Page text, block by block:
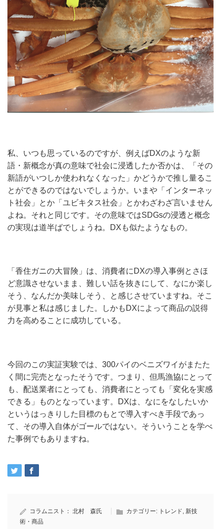
私、いつも思っているのですが、例えばDXのような新
語・新概念が真の意味で社会に浸透したか否かは、「その
新語がいつしか使われなくなった」かどうかで推し量るこ
とができるのではないでしょうか。いまや「インターネッ
ト社会」とか「ユビキタス社会」とかわざわざ言いません
よね。それと同じです。その意味ではSDGsの浸透と概念
の実現は道半ばでしょうね。DXも似たようなもの。
「香住ガニの大冒険」は、消費者にDXの導入事例とさほ
ど意識させないまま、難しい話を抜きにして、なにか楽し
そう、なんだか美味しそう、と感じさせていますね。そこ
が見事と私は感じました。しかもDXによって商品の説得
力を高めることに成功している。
今回のこの実証実験では、300パイのベニズワイがまたた
く間に完売となったそうです。つまり、但馬漁協にとって
も、配送業者にとっても、消費者にとっても「変化を実感
できる」ものとなっています。DXは、なにをなしたいか
というはっきりした目標のもとで導入すべき手段であっ
て、その導入自体がゴールではない。そういうことを学べ
た事例でもありますね。
コラムニスト： 北村 森氏 カテゴリー: トレンド, 新技
術・商品